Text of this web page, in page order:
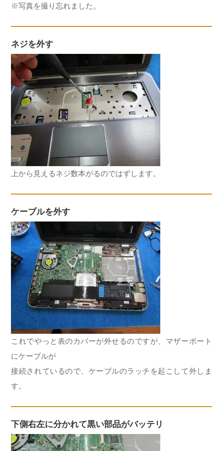
※写真を撮り忘れました。
ネジを外す
上から見えるネジ数本がるのではずします。
ケーブルを外す
これでやっと表のカバーが外せるのですが、マザーボート
にケーブルが
接続されているので、ケーブルのラッチを起こして外しま
す。
下側右左に分かれて黒い部品がバッテリ